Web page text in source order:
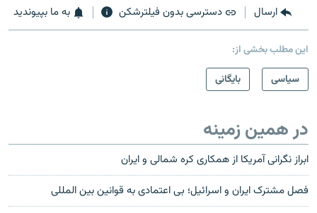
ارسال دسترسی بدون فیلترشکن به ما بپیوندید
این مطلب بخشی از:
سیاسی
بایگانی
در همین زمینه
ابراز نگرانی آمريکا از همکاری کره شمالی و ايران
فصل مشترک ایران و اسرائیل؛ بی اعتمادی به قوانین بین المللی